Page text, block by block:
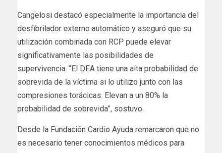
Cangelosi destacó especialmente la importancia del
desfibrilador externo automático y aseguró que su
utilización combinada con RCP puede elevar
significativamente las posibilidades de
supervivencia. “El DEA tiene una alta probabilidad de
sobrevida de la víctima si lo utilizo junto con las
compresiones torácicas. Elevan a un 80% la
probabilidad de sobrevida”, sostuvo.
Desde la Fundación Cardio Ayuda remarcaron que no
es necesario tener conocimientos médicos para